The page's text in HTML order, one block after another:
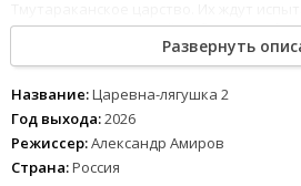
и проверка настоящей любви,
12345 678
Развернуть
Название:Царевна-лягушка 2
Год выхода:2026
Режиссер:Александр Амиров
Страна:Россия